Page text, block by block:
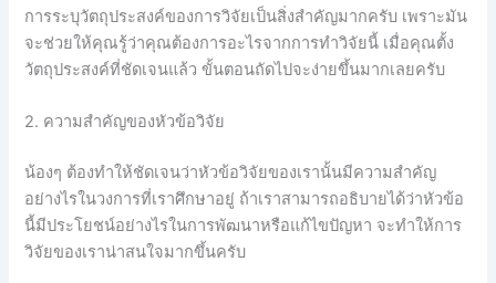
การระบุวัตถุประสงค์ของการวิจัยเป็นสิ่งสำคัญมากครับ เพราะมัน
จะช่วยให้คุณรู้ว่าคุณต้องการอะไรจากการทำวิจัยนี้ เมื่อคุณตั้ง
วัตถุประสงค์ที่ชัดเจนแล้ว ขั้นตอนถัดไปจะง่ายขึ้นมากเลยครับ
2. ความสำคัญของหัวข้อวิจัย
น้องๆ ต้องทำให้ชัดเจนว่าหัวข้อวิจัยของเรานั้นมีความสำคัญ
อย่างไรในวงการที่เราศึกษาอยู่ ถ้าเราสามารถอธิบายได้ว่าหัวข้อ
นี้มีประโยชน์อย่างไรในการพัฒนาหรือแก้ไขปัญหา จะทำให้การ
วิจัยของเราน่าสนใจมากขึ้นครับ